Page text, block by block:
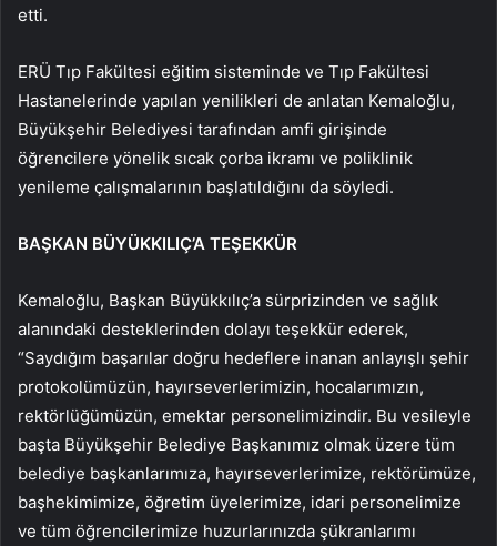
etti.
ERÜ Tıp Fakültesi eğitim sisteminde ve Tıp Fakültesi
Hastanelerinde yapılan yenilikleri de anlatan Kemaloğlu,
Büyükşehir Belediyesi tarafından amfi girişinde
öğrencilere yönelik sıcak çorba ikramı ve poliklinik
yenileme çalışmalarının başlatıldığını da söyledi.
BAŞKAN BÜYÜKKILIÇ’A TEŞEKKÜR
Kemaloğlu, Başkan Büyükkılıç’a sürprizinden ve sağlık
alanındaki desteklerinden dolayı teşekkür ederek,
“Saydığım başarılar doğru hedeflere inanan anlayışlı şehir
protokolümüzün, hayırseverlerimizin, hocalarımızın,
rektörlüğümüzün, emektar personelimizindir. Bu vesileyle
başta Büyükşehir Belediye Başkanımız olmak üzere tüm
belediye başkanlarımıza, hayırseverlerimize, rektörümüze,
başhekimimize, öğretim üyelerimize, idari personelimize
ve tüm öğrencilerimize huzurlarınızda şükranlarımı